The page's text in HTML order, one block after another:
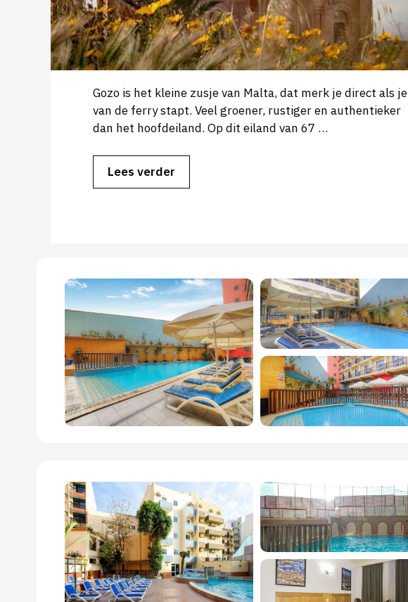
Gozo is het kleine zusje van Malta, dat merk je direct als je
van de ferry stapt. Veel groener, rustiger en authentieker
dan het hoofdeiland. Op dit eiland van 67 …
Lees verder